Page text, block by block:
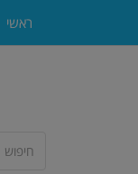
ראשי